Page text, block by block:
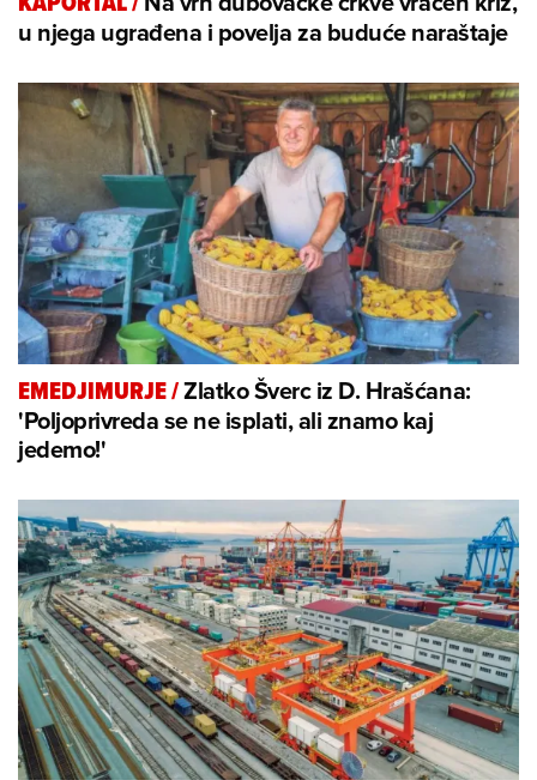
u njega ugrađena i povelja za buduće naraštaje
EMEDJIMURJE/Zlatko Šverc iz D. Hrašćana:
'Poljoprivreda se ne isplati, ali znamo kaj
jedemo!'